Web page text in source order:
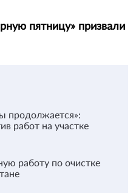
пятницу» призвали
продолжается»:
работ на участке
работу по очистке